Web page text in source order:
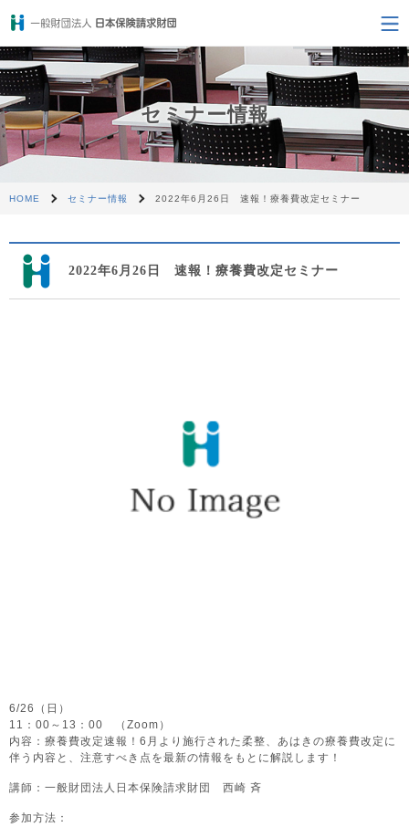
セミナー情報
HOME セミナー情報 2022年6月26日 速報！療養費改定セミナー
2022年6月26日 速報！療養費改定セミナー
6/26（日）
11：00～13：00 （Zoom）
内容：療養費改定速報！6月より施行された柔整、あはきの療養費改定に
伴う内容と、注意すべき点を最新の情報をもとに解説します！
講師：一般財団法人日本保険請求財団 西崎 斉
参加方法：